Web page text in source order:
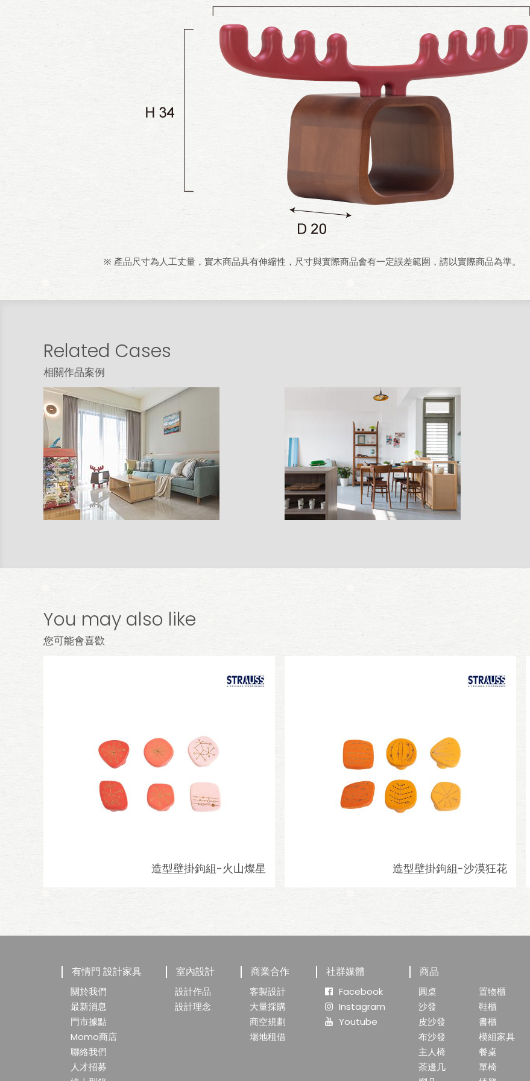
※ 產品尺寸為人工丈量，實木商品具有伸縮性，尺寸與實際商品會有一定誤差範圍，請以實際商品為準。
Related Cases
相關作品案例
You may also like
您可能會喜歡
造型壁掛鉤組-火山燦星 造型壁掛鉤組-沙漠狂花
有情門 設計家具
關於我們
最新消息
門市據點
Momo商店
聯絡我們
人才招募
室內設計
設計作品
設計理念
商業合作
客製設計
大量採購
商空規劃
場地租借
社群媒體
Facebook
Instagram
Youtube
商品
圓桌
沙發
皮沙發
布沙發
主人椅
茶邊几
置物櫃
鞋櫃
書櫃
模組家具
餐桌
單椅